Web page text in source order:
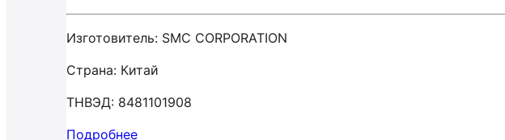
Изготовитель: SMC CORPORATION
Страна: Китай
ТНВЭД: 8481101908
Подробнее